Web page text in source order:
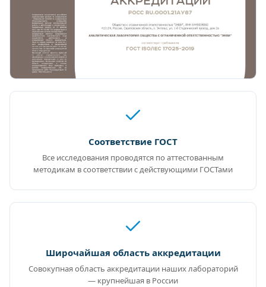
Соответствие ГОСТ
Все исследования проводятся по аттестованным
методикам в соответствии с действующими ГОСТами
Широчайшая область аккредитации
Совокупная область аккредитации наших лабораторий
— крупнейшая в России